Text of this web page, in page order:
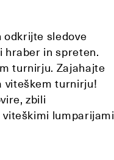
odkrijte sledove
hraber in spreten.
turnirju. Zajahajte
viteškem turnirju!
zbili
viteškimi lumparijami